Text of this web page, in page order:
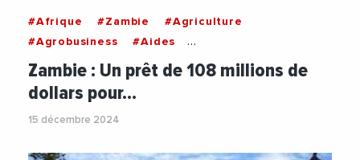
#Afrique #Zambie
#Agriculture
#Agrobusiness
#Aides
#BanqueAfricaineDeDeveloppement
Zambie : Un prêt de 108 millions de
dollars pour…
15 décembre 2024